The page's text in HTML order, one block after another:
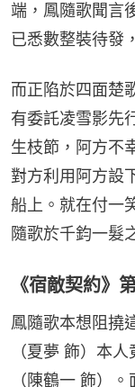
端，鳳隨歌聞言
已悉數整裝待發
而正陷於四面楚
有委託凌雪影先
生枝節，阿方不
對方利用阿方設
船上。就在付一
隨歌於千鈞一髮
《宿敵契約》
鳳隨歌本想阻撓
（夏夢 飾）本
（陳鶴一 飾）